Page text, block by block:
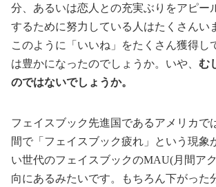
分、あるいは恋人との充実ぶりをアピー
するために努力している人はたくさんい
このように「いいね」をたくさん獲得し
は豊かになったのでしょうか。いや、 む
のではないでしょうか。
フェイスブック先進国であるアメリカで
間で「フェイスブック疲れ」という現象
い世代のフェイスブックのMAU(月間ア
向にあるみたいです。もちろん下がった